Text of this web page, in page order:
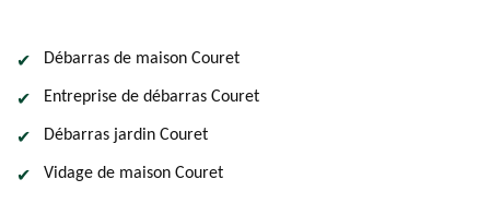
Débarras de maison Couret
Entreprise de débarras Couret
Débarras jardin Couret
Vidage de maison Couret